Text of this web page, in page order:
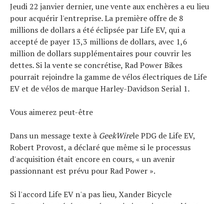
Jeudi 22 janvier dernier, une vente aux enchères a eu lieu
pour acquérir l'entreprise. La première offre de 8
millions de dollars a été éclipsée par Life EV, qui a
accepté de payer 13,3 millions de dollars, avec 1,6
million de dollars supplémentaires pour couvrir les
dettes. Si la vente se concrétise, Rad Power Bikes
pourrait rejoindre la gamme de vélos électriques de Life
EV et de vélos de marque Harley-Davidson Serial 1.
Vous aimerez peut-être
Dans un message texte à GeekWirele PDG de Life EV,
Robert Provost, a déclaré que même si le processus
d'acquisition était encore en cours, « un avenir
passionnant est prévu pour Rad Power ».
Si l'accord Life EV n'a pas lieu, Xander Bicycle